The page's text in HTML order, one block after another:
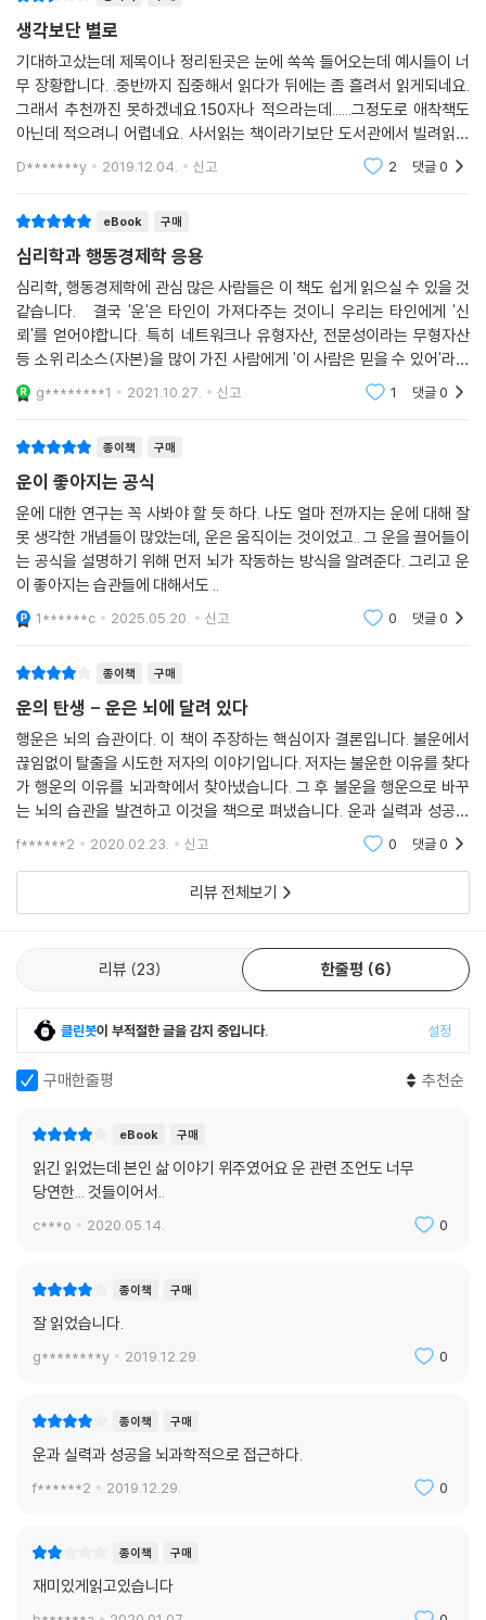
수면, 운동이 답이 될 수 있다.
●가능한 빨리 질 좋은 교육에 시간을 투자하라. 시기적절한 때 유익한 피
드백을 받는 것이 나중에 몇 시간 더 훈련하는 것보다 도움이 된다.
●뇌는 당장 눈앞의 보상을 좋아한다. 그러나 소소하고 즉각적인 보상에
가치를 두지 마라. 미래의 내 모습을 생각하고 상황을 객관적으로 보라.
이처럼 뇌의 습관을 이해하고 제대로 활용한다면 누구나 기회와 우연을 행
운으로 만들 수 있다.
행운이 올 때까지는
이미 온 것처럼 행동하라!
인생은 원래 불공평한 것이다. 우리에게 주어진 환경이나 조건이 최악일
수도 있다. 인정하라. 그러나 얽매이지는 말아야 한다. 행운이 오기 전에는
다.
저자는 불운을 행운으로 바꾼 수많은 사람들을 인터뷰했다. 그들 중에는
암에 걸리고 시력을 잃고 이혼하고 집이 홍수에 떠내려가는 등 저자 못지
않게 불운했지만 행운의 원리를 이용해 세계적 스포츠 에이전트가 된 사람
도 있었다. 그들과의 인터뷰와 행운의 연구 결과를 정리한 이 책은 전 세계
작가들의 찬사를 받았다. 가치 혁신가로 전 세계에 이름을 떨치고 있는 크
리스 길아보는 “도움을 주는 요정을 찾지 못한다면 이 책이 필요하다”라고
말고, 불운 때문에 좌절하지 말고 이 책을 통해 운을 바꾸자. 우리가 행운의
원리를 알고 적극적으로 실천할 때 행운은 기하급수적으로 늘어날 것이다.
생각보단 별로
기대하고샀는데 제목이나 정리된곳은 눈에 쏙쏙 들어오는데 예시들이 너
무 장황합니다. .중반까지 집중해서 읽다가 뒤에는 좀 흘려서 읽게되네요.
그래서 추천까진 못하겠네요.150자나 적으라는데......그정도로 애착책도
아닌데 적으려니 어렵네요. 사서읽는 책이라기보단 도서관에서 빌려읽는
게 나을듯요.150자 채우는게 이렇게 힘든일이었나..
D*******y 2019.12.04. 신고 2 댓글0
eBook 구매
심리학과 행동경제학 응용
심리학, 행동경제학에 관심 많은 사람들은 이 책도 쉽게 읽으실 수 있을 것
같습니다. 결국 '운'은 타인이 가져다주는 것이니 우리는 타인에게 '신
뢰'를 얻어야합니다. 특히 네트워크나 유형자산, 전문성이라는 무형자산
등 소위 리소스(자본)을 많이 가진 사람에게 '이 사람은 믿을 수 있어'라는
신뢰와 인정을 얻어야합니다. 이들이 나에게 행운을 가져다주니까요. 이
책은 결
g********1 2021.10.27. 신고 1 댓글0
종이책 구매
운이 좋아지는 공식
운에 대한 연구는 꼭 사봐야 할 듯 하다. 나도 얼마 전까지는 운에 대해 잘
못 생각한 개념들이 많았는데, 운은 움직이는 것이었고.. 그 운을 끌어들이
는 공식을 설명하기 위해 먼저 뇌가 작동하는 방식을 알려준다. 그리고 운
이 좋아지는 습관들에 대해서도 ..
1******c 2025.05.20. 신고 0 댓글0
종이책 구매
운의 탄생 - 운은 뇌에 달려 있다
행운은 뇌의 습관이다. 이 책이 주장하는 핵심이자 결론입니다. 불운에서
끊임없이 탈출을 시도한 저자의 이야기입니다. 저자는 불운한 이유를 찾다
가 행운의 이유를 뇌과학에서 찾아냈습니다. 그 후 불운을 행운으로 바꾸
는 뇌의 습관을 발견하고 이것을 책으로 펴냈습니다. 운과 실력과 성공의
관계를 새롭게 들여다 볼 수 있는 책입니다. 운은 뇌에 달려 있다. 저는
f******2 2020.02.23. 신고 0 댓글0
리뷰 전체보기
리뷰 23 한줄평 6
클린봇이 부적절한 글을 감지 중입니다. 설정
구매한줄평 추천순
eBook 구매
읽긴 읽었는데 본인 삶 이야기 위주였어요 운 관련 조언도 너무
당연한... 것들이어서..
c***o 2020.05.14. 0
종이책 구매
잘 읽었습니다.
g********y 2019.12.29. 0
종이책 구매
운과 실력과 성공을 뇌과학적으로 접근하다.
f******2 2019.12.29. 0
종이책 구매
재미있게읽고있습니다